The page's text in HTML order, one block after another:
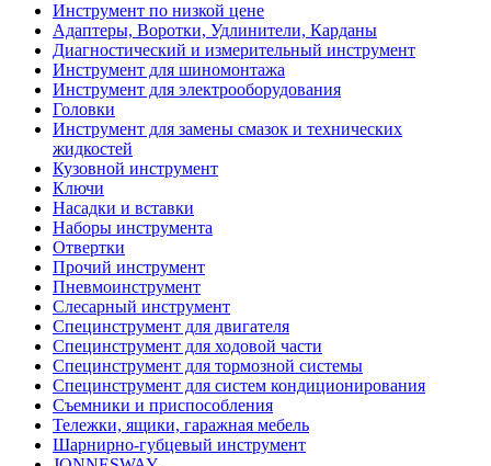
Инструмент по низкой цене
Адаптеры, Воротки, Удлинители, Карданы
Диагностический и измерительный инструмент
Инструмент для шиномонтажа
Инструмент для электрооборудования
Головки
Инструмент для замены смазок и технических
жидкостей
Кузовной инструмент
Ключи
Насадки и вставки
Наборы инструмента
Отвертки
Прочий инструмент
Пневмоинструмент
Слесарный инструмент
Специнструмент для двигателя
Специнструмент для ходовой части
Специнструмент для тормозной системы
Специнструмент для систем кондиционирования
Съемники и приспособления
Тележки, ящики, гаражная мебель
Шарнирно-губцевый инструмент